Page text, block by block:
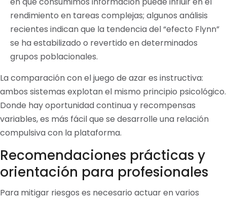
rendimiento en tareas complejas; algunos análisis
recientes indican que la tendencia del “efecto Flynn”
se ha estabilizado o revertido en determinados
grupos poblacionales.
La comparación con el juego de azar es instructiva:
ambos sistemas explotan el mismo principio psicológico.
Donde hay oportunidad continua y recompensas
variables, es más fácil que se desarrolle una relación
compulsiva con la plataforma.
Recomendaciones prácticas y
orientación para profesionales
Para mitigar riesgos es necesario actuar en varios